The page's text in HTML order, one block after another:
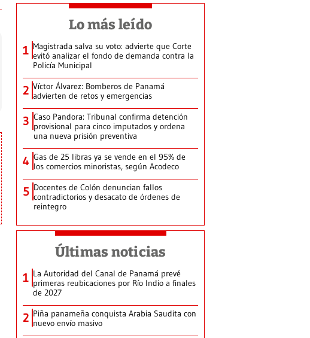
Lo más leído
1 Magistrada salva su voto: advierte que Corte
evitó analizar el fondo de demanda contra la
Policía Municipal
2 Víctor Álvarez: Bomberos de Panamá
advierten de retos y emergencias
3 Caso Pandora: Tribunal confirma detención
provisional para cinco imputados y ordena
una nueva prisión preventiva
4 Gas de 25 libras ya se vende en el 95% de
los comercios minoristas, según Acodeco
5 Docentes de Colón denuncian fallos
contradictorios y desacato de órdenes de
reintegro
Últimas noticias
1 La Autoridad del Canal de Panamá prevé
primeras reubicaciones por Río Indio a finales
de 2027
2 Piña panameña conquista Arabia Saudita con
nuevo envío masivo